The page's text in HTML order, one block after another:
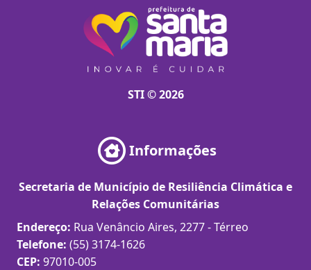
STI © 2026
Informações
Secretaria de Município de Resiliência Climática e
Relações Comunitárias
Endereço: Rua Venâncio Aires, 2277 - Térreo
Telefone: (55) 3174-1626
CEP: 97010-005